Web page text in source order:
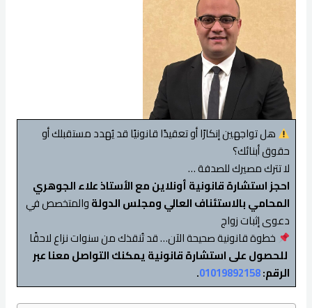
هل تواجهين إنكارًا أو تعقيدًا قانونيًا قد يُهدد مستقبلك أو
حقوق أبنائك؟
لا تترك مصيرك للصدفة …
احجز استشارة قانونية أونلاين مع الأستاذ علاء الجوهري
المحامي بالاستئناف العالي ومجلس الدولةوالمتخصص في
دعوى إثبات زواج
خطوة قانونية صحيحة الآن… قد تُنقذك من سنوات نزاع لاحقًا
للحصول على استشارة قانونية يمكنك التواصل معنا عبر
الرقم:
.